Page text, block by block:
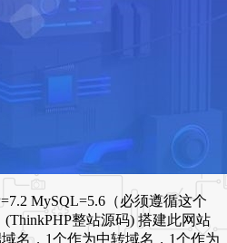
MySQL=5.6（必须遵循这个
整站源码) 搭建此网站
名，1个作为中转域名，1个作为